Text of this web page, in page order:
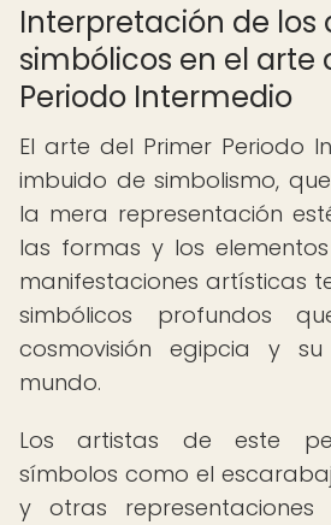
Interpretación de los
simbólicos en el arte
Periodo Intermedio
El arte del Primer Periodo
imbuido de simbolismo,
la mera representación
las formas y los
manifestaciones artísticas
simbólicos profundos
cosmovisión egipcia y
mundo.
Los artistas de este
símbolos como el
y otras representaciones